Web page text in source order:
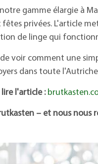
gamme élargie à
privées. L'article
de linge qui
de voir comment une
dans toute
l'article :
– et nous nous